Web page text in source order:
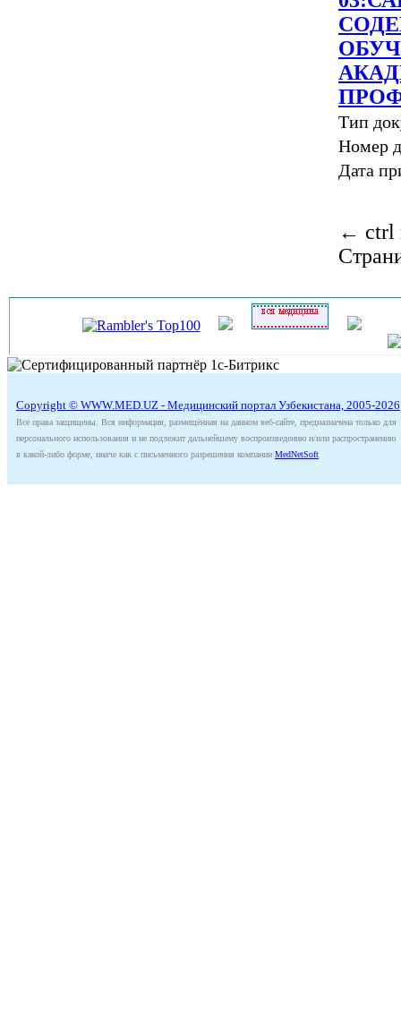
Тип
Номер
Дата
← ctrl
Copyright © WWW.MED.UZ - Медицинский портал Узбекистана, 2005-2026
Все права защищены. Вся информация, размещённая на данном веб-сайте, предназначена только для
персонального использования и не подлежит дальнейшему воспроизведению и/или распространению
в какой-либо форме, иначе как с письменного разрешения компании MedNetSoft